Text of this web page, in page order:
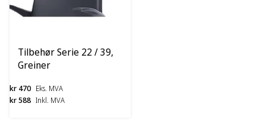
Tilbehør Serie 22 / 39,
Greiner
kr 470 Eks. MVA
kr 588 Inkl. MVA